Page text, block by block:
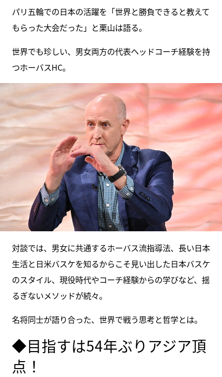
パリ五輪での日本の活躍を「世界と勝負できると教えて
もらった大会だった」と栗山は語る。
世界でも珍しい、男女両方の代表ヘッドコーチ経験を持
つホーバスHC。
対談では、男女に共通するホーバス流指導法、長い日本
生活と日米バスケを知るからこそ見い出した日本バスケ
のスタイル、現役時代やコーチ経験からの学びなど、揺
るぎないメソッドが続々。
名将同士が語り合った、世界で戦う思考と哲学とは。
◆目指すは54年ぶりアジア頂
点！